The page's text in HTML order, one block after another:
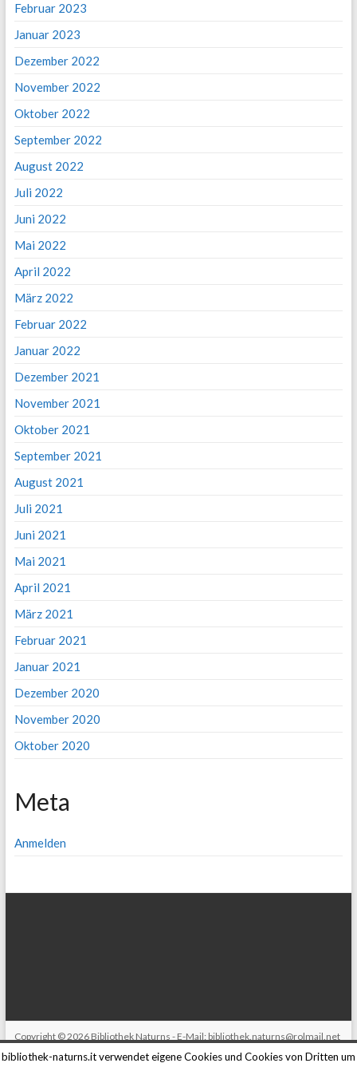
bibliothek-naturns.it verwendet eigene Cookies und Cookies von Dritten um
Februar 2023
Januar 2023
Dezember 2022
November 2022
Oktober 2022
September 2022
August 2022
Juli 2022
Juni 2022
Mai 2022
April 2022
März 2022
Februar 2022
Januar 2022
Dezember 2021
November 2021
Oktober 2021
September 2021
August 2021
Juli 2021
Juni 2021
Mai 2021
April 2021
März 2021
Februar 2021
Januar 2021
Dezember 2020
November 2020
Oktober 2020
Meta
Anmelden
Copyright © 2026 Bibliothek Naturns - E-Mail: bibliothek.naturns@rolmail.net